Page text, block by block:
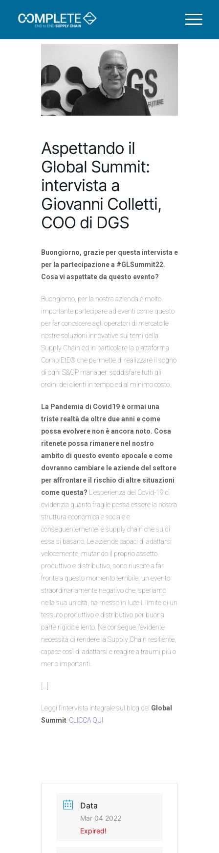
Aspettando il
Global Summit:
intervista a
Giovanni Colletti,
COO di DGS
Buongiorno, grazie per questa intervista e
per la partecipazione a #GLSummit22.
Cosa vi aspettate da questo evento?
Buongiorno, per la nostra azienda è molto
importante partecipare ad eventi come questo
per far conoscere agli operatori di mercato le
nostre soluzioni innovative sui temi della
Supply Chain ed in particolare la piattaforma
ComplEtE® che permette di realizzare il sogno
di ogni S&OP manager: soddisfare tutti gli
ordini dei clienti in tempo ed al minimo costo.
La Pandemia di Covid19 è ormai una
triste realtà da oltre due anni e come
possa evolvere non è ancora noto. Cosa
ritenete possa rimanere nel nostro
ambito di questo evento epocale e come
dovranno cambiare le aziende del settore
per affrontare il rischio di altre situazioni
come questa? L’esperienza del Covid-19 ci
evidenzia quanto fragile possa essere la nostra
struttura economica e sociale e
conseguentemente le supply chain che su di
essa si basano. Le aziende capaci di adattarsi
velocemente, mutando il proprio assetto
produttivo e distributivo, sono riuscite a far
fronte a questo momento terribile, un evento
straordinariamente negativo che, speriamo
nella sua unicità, ha messo in luce il limite di un
tessuto produttivo e distributivo per buona
parte rigido e lento. Ne consegue l’evidente
necessità di rendere la Supply Chain resiliente,
capace così di adattarsi e reagire a traumi più o
meno importanti.
Leggi l’intervista integrale sul blog del Global
Summit: CLICCA QUI
Data
Mar 04 2022
Expired!